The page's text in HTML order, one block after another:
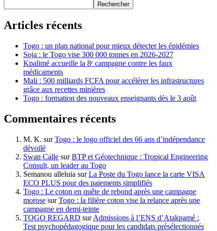
Rechercher
Articles récents
Togo : un plan national pour mieux détecter les épidémies
Soja : le Togo vise 300 000 tonnes en 2026-2027
Kpalimé accueille la 8ᵉ campagne contre les faux
médicaments
Mali : 500 milliards FCFA pour accélérer les infrastructures
grâce aux recettes minières
Togo : formation des nouveaux enseignants dès le 3 août
Commentaires récents
M. K. surTogo : le logo officiel des 66 ans d’indépendance
dévoilé
Swan Calle surBTP et Géotechnique : Tropical Engineering
Consult, un leader au Togo
Semanou alleluia surLa Poste du Togo lance la carte VISA
ECO PLUS pour des paiements simplifiés
Togo : Le coton en quête de rebond après une campagne
morose surTogo : la filière coton vise la relance après une
campagne en demi-teinte
TOGO REGARD surAdmissions à l’ENS d’Atakpamé :
Test psychopédagogique pour les candidats présélectionnés